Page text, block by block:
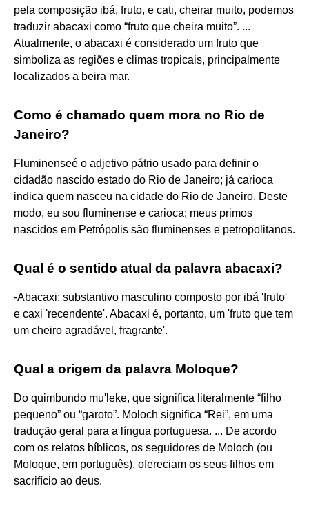
pela composição ibá, fruto, e cati, cheirar muito, podemos
traduzir abacaxi como “fruto que cheira muito”. ...
Atualmente, o abacaxi é considerado um fruto que
simboliza as regiões e climas tropicais, principalmente
localizados a beira mar.
Como é chamado quem mora no Rio de
Janeiro?
Fluminenseé o adjetivo pátrio usado para definir o
cidadão nascido estado do Rio de Janeiro; já carioca
indica quem nasceu na cidade do Rio de Janeiro. Deste
modo, eu sou fluminense e carioca; meus primos
nascidos em Petrópolis são fluminenses e petropolitanos.
Qual é o sentido atual da palavra abacaxi?
-Abacaxi: substantivo masculino composto por ibá 'fruto'
e caxi 'recendente'. Abacaxi é, portanto, um 'fruto que tem
um cheiro agradável, fragrante'.
Qual a origem da palavra Moloque?
Do quimbundo mu'leke, que significa literalmente “filho
pequeno” ou “garoto”. Moloch significa “Rei”, em uma
tradução geral para a língua portuguesa. ... De acordo
com os relatos bíblicos, os seguidores de Moloch (ou
Moloque, em português), ofereciam os seus filhos em
sacrifício ao deus.